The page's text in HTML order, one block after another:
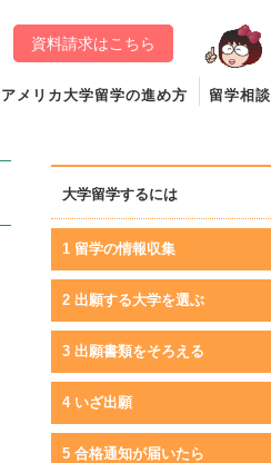
資料請求はこちら
アメリカ大学留学の進め方 留学相談
大学留学するには
1 留学の情報収集
2 出願する大学を選ぶ
3 出願書類をそろえる
4 いざ出願
5 合格通知が届いたら